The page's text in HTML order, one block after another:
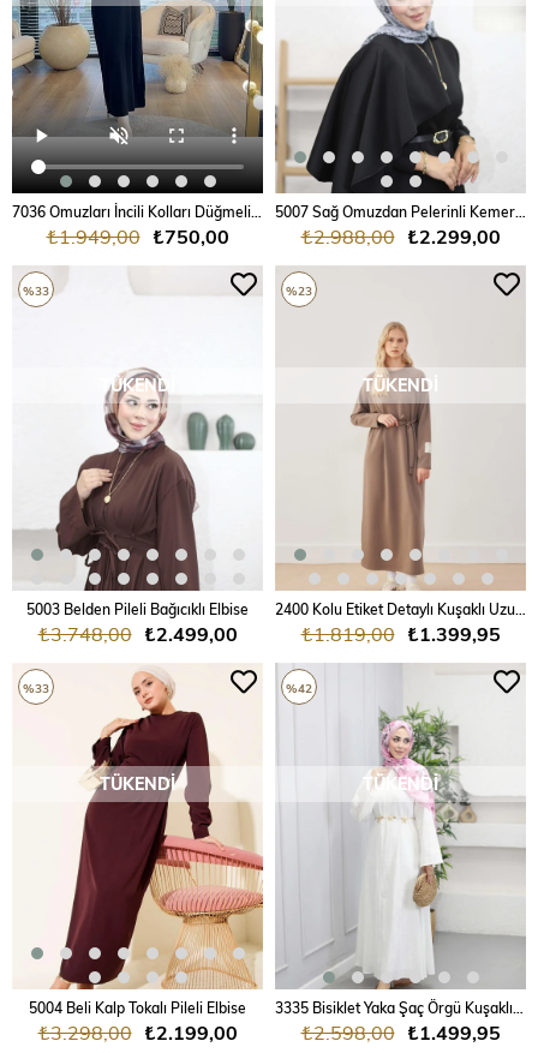
₺750,00
₺1.949,00 ₺2.299,00
₺2.988,00
TÜKENDI
5003 Belden Pileli Bağıcıklı Elbise
₺2.499,00
₺3.748,00
%33
TÜKENDI
₺1.399,95
₺1.819,00
%23
TÜKENDI
5004 Beli Kalp Tokalı Pileli Elbise
₺2.199,00
₺3.298,00
%33
TÜKENDI
₺1.499,95
₺2.598,00
%42